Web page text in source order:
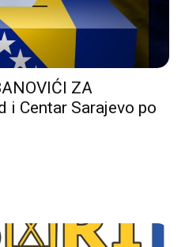
ZA
i Centar Sarajevo po